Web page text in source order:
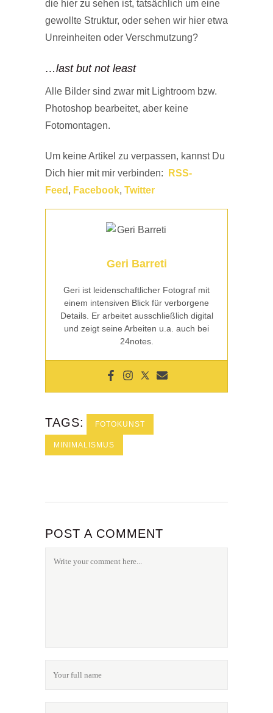
die hier zu sehen ist, tatsächlich um eine
gewollte Struktur, oder sehen wir hier etwa
Unreinheiten oder Verschmutzung?
…last but not least
Alle Bilder sind zwar mit Lightroom bzw.
Photoshop bearbeitet, aber keine
Fotomontagen.
Um keine Artikel zu verpassen, kannst Du
Dich hier mit mir verbinden:
RSS-
Feed , Facebook, Twitter
Geri Barreti
Geri ist leidenschaftlicher Fotograf mit
einem intensiven Blick für verborgene
Details. Er arbeitet ausschließlich digital
und zeigt seine Arbeiten u.a. auch bei
24notes.
TAGS: FOTOKUNST
MINIMALISMUS
POST A COMMENT